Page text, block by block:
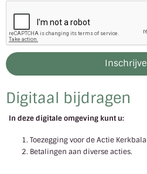
Digitaal bijdragen
In deze digitale omgeving kunt u:
Toezegging voor de Actie
Betalingen aan diverse acties.